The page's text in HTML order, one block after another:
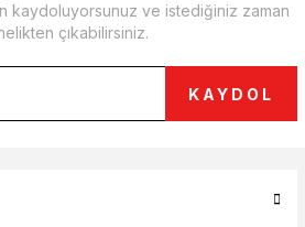
kaydoluyorsunuz ve istediğiniz zaman
çıkabilirsiniz.
KAYDOL